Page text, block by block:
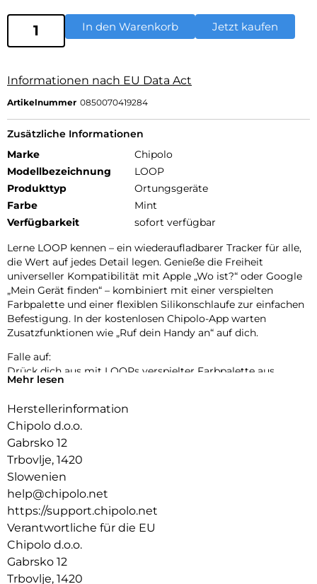
In den Warenkorb Jetzt kaufen
Informationen nach EU Data Act
Artikelnummer 0850070419284
Zusätzliche Informationen
Marke
Chipolo
Modellbezeichnung
LOOP
Produkttyp
Ortungsgeräte
Farbe
Mint
Verfügbarkeit
sofort verfügbar
Lerne LOOP kennen – ein wiederaufladbarer Tracker für alle,
die Wert auf jedes Detail legen. Genieße die Freiheit
universeller Kompatibilität mit Apple „Wo ist?“ oder Google
„Mein Gerät finden“ – kombiniert mit einer verspielten
Farbpalette und einer flexiblen Silikonschlaufe zur einfachen
Befestigung. In der kostenlosen Chipolo-App warten
Zusatzfunktionen wie „Ruf dein Handy an“ auf dich.
Falle auf:
Drück dich aus mit LOOPs verspielter Farbpalette aus
Pastell- und klassischen Tönen. Bereit, deinen Stil überallhin
Einfach aufladen:
LOOP wurde für deinen Komfort und mit Rücksicht auf den
neuer Lieblingsbegleiter zu werden.
Leicht zu hören, leicht zu finden:
Verlegte Gegenstände wiederzufinden sollte einfach sein.
Der extra laute Ton und die erweiterte Reichweite von LOOP
führen dich in wenigen Sekunden zu deinen wichtigsten
Sachen.
Mehr lesen
Herstellerinformation
Chipolo d.o.o.
Gabrsko 12
Trbovlje, 1420
Slowenien
help@chipolo.net
https://support.chipolo.net
Verantwortliche für die EU
Chipolo d.o.o.
Gabrsko 12
Trbovlje, 1420